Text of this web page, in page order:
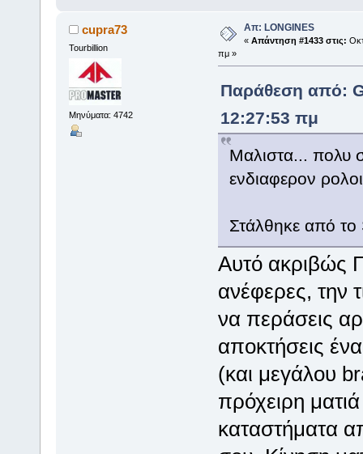
cupra73
Tourbillion
Μηνύματα: 4742
Απ: LONGINES
« Απάντηση #1433 στις:
πμ »
Παράθεση από:
12:27:53 πμ
Μαλιστα... πολυ
ενδιαφερον
Στάλθηκε από
Αυτό ακριβώς
ανέφερες, την
να περάσεις
αποκτήσεις
(και μεγάλου
πρόχειρη
καταστήματα